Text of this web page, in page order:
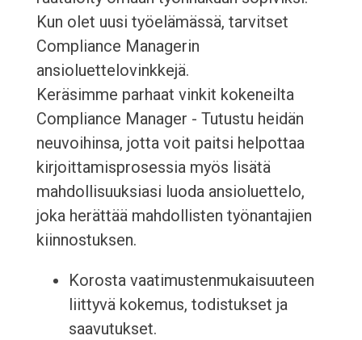
Kun olet uusi työelämässä, tarvitset
Compliance Managerin
ansioluettelovinkkejä.
Keräsimme parhaat vinkit kokeneilta
Compliance Manager - Tutustu heidän
neuvoihinsa, jotta voit paitsi helpottaa
kirjoittamisprosessia myös lisätä
mahdollisuuksiasi luoda ansioluettelo,
joka herättää mahdollisten työnantajien
kiinnostuksen.
Korosta vaatimustenmukaisuuteen
liittyvä kokemus, todistukset ja
saavutukset.